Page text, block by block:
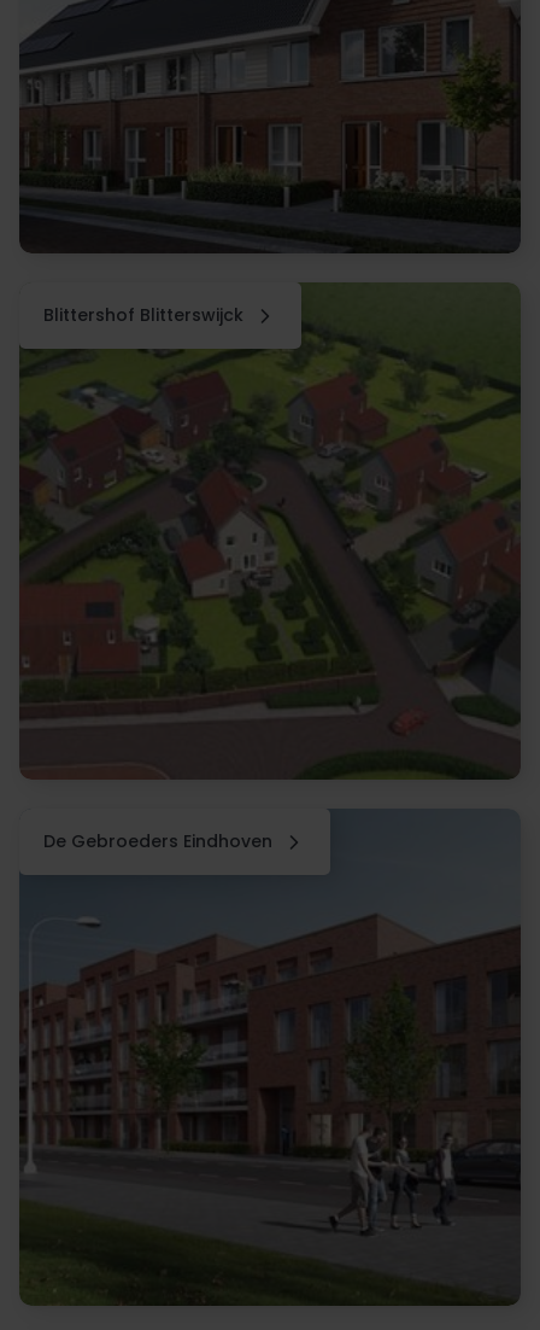
Blittershof Blitterswijck
De Gebroeders Eindhoven